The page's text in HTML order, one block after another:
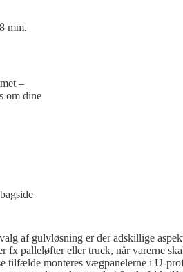
mm.
–
om dine
af gulvløsning er der adskillige
palleløfter eller truck, når varerne
tilfælde monteres vægpanelerne i U-